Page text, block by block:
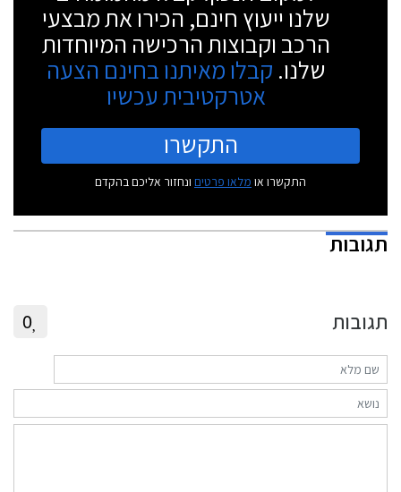
שלנו ייעוץ חינם, הכירו את מבצעי
הרכב וקבוצות הרכישה המיוחדות
שלנו. קבלו מאיתנו בחינם הצעה
אטרקטיבית עכשיו
התקשרו
התקשרו או מלאו פרטים ונחזור אליכם בהקדם
תגובות
תגובות 0